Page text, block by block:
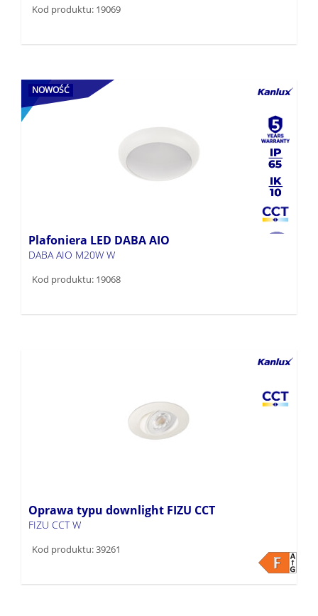
Kod produktu: 19069
NOWOŚĆ
Plafoniera LED DABA AIO
DABA AIO M20W W
Kod produktu: 19068
Oprawa typu downlight FIZU CCT
FIZU CCT W
Kod produktu: 39261